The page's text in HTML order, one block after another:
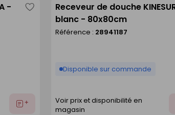
-
Ajouter
Enregistrer
comme
Receveur de douche
blanc - 80x80cm
Référence : 28941187
Disponible sur commande
Voir prix et disponibilité en
magasin